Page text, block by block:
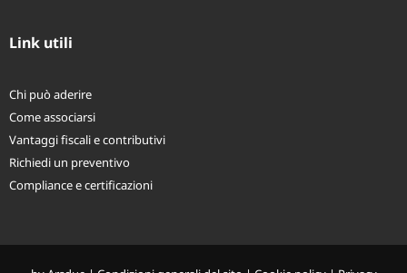
Chi può aderire
Come associarsi
Vantaggi fiscali e contributivi
Richiedi un preventivo